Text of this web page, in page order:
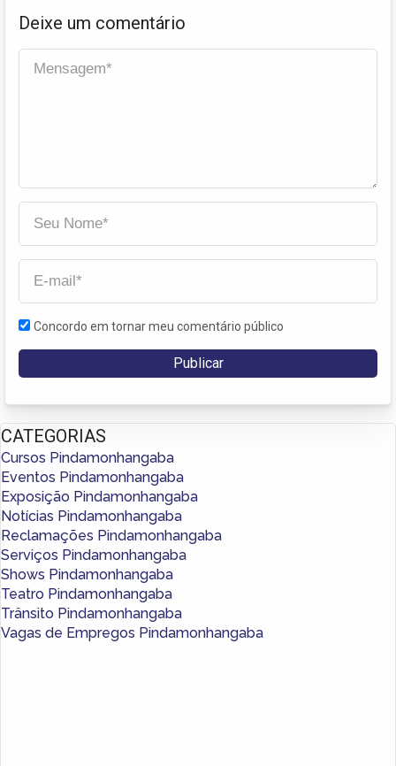
Deixe um comentário
Concordo em tornar meu comentário público
CATEGORIAS
Cursos Pindamonhangaba
Eventos Pindamonhangaba
Exposição Pindamonhangaba
Notícias Pindamonhangaba
Reclamações Pindamonhangaba
Serviços Pindamonhangaba
Shows Pindamonhangaba
Teatro Pindamonhangaba
Trânsito Pindamonhangaba
Vagas de Empregos Pindamonhangaba